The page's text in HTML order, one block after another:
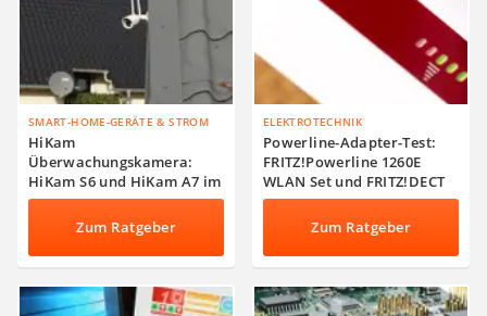
SMART-HOME-GERÄTE & STROM
HiKam
Überwachungskamera:
HiKam S6 und HiKam A7 im
Indoor- und Outdoor-Test
Zum Ratgeber
ELEKTROTECHNIK
Powerline-Adapter-Test:
FRITZ!Powerline 1260E
WLAN Set und FRITZ!DECT
Repeater 100
Zum Ratgeber